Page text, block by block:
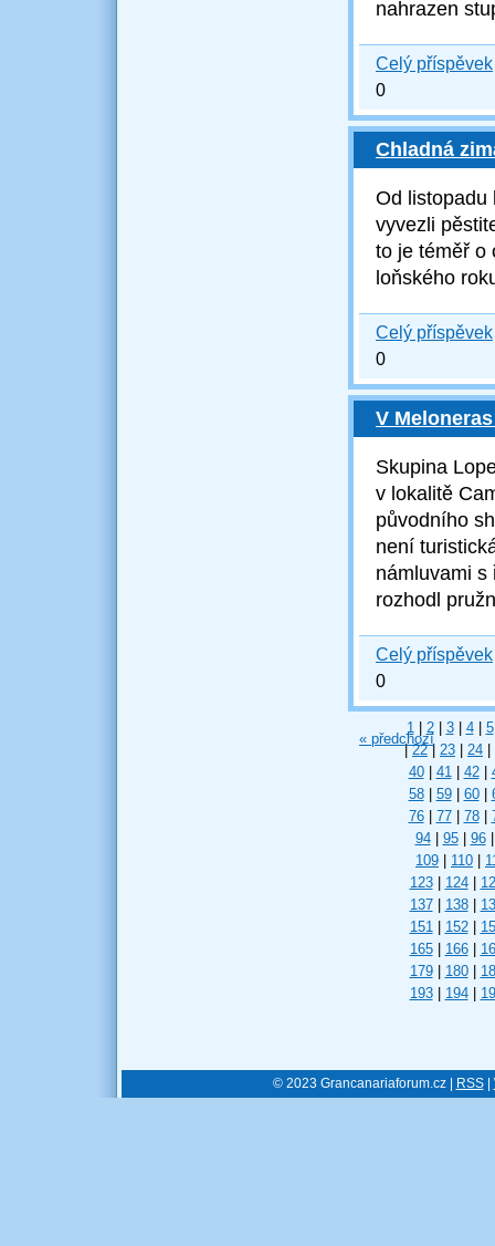
nahrazen
Celý příspěvek
0
Chladná
Od listopadu
vyvezli
to je téměř o
loňského
Celý příspěvek
0
V
Skupina
v lokalitě
původního
není
námluvami s
rozhodl
Celý příspěvek
0
« předchozí
1 2 3 4
5
| 22 | 23 24
40
41 42
58
59 60
76
77 78
94
95 96
109
110
123
124
137
138
151
152
165
166
179
180
193
194
© 2023 Grancanariaforum.cz | RSS|